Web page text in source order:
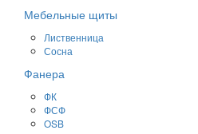
Мебельные щиты
Лиственница
Сосна
Фанера
ФК
ФСФ
OSB